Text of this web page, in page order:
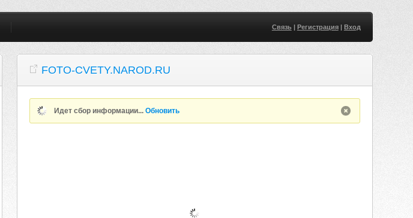
Связь| Регистрация| Вход
FOTO-CVETY.NAROD.RU
Идет сбор информации...Обновить